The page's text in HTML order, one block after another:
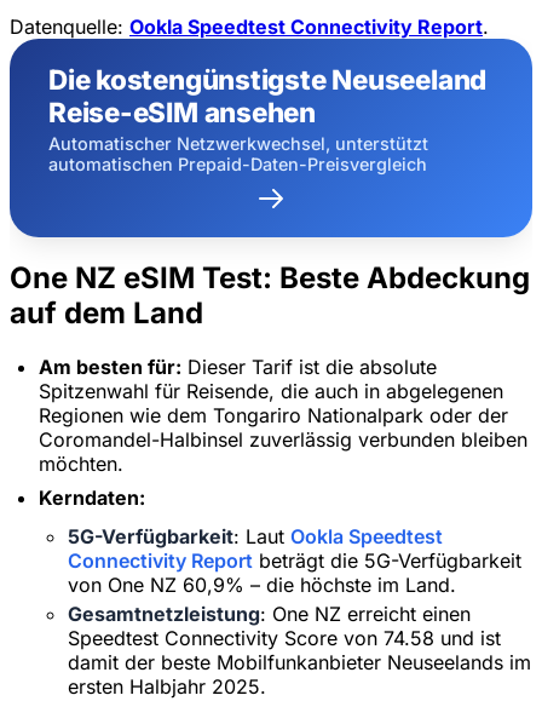
Datenquelle: Ookla Speedtest Connectivity Report.
Die kostengünstigste Neuseeland
Reise-eSIM ansehen
Automatischer Netzwerkwechsel, unterstützt
automatischen Prepaid-Daten-Preisvergleich
One NZ eSIM Test: Beste Abdeckung
auf dem Land
Am besten für: Dieser Tarif ist die absolute
Spitzenwahl für Reisende, die auch in abgelegenen
Regionen wie dem Tongariro Nationalpark oder der
Coromandel-Halbinsel zuverlässig verbunden bleiben
möchten.
Kerndaten:
5G-Verfügbarkeit: Laut Ookla Speedtest
Connectivity Report beträgt die 5G-Verfügbarkeit
von One NZ 60,9% – die höchste im Land.
Gesamtnetzleistung: One NZ erreicht einen
Speedtest Connectivity Score von 74.58 und ist
damit der beste Mobilfunkanbieter Neuseelands im
ersten Halbjahr 2025.